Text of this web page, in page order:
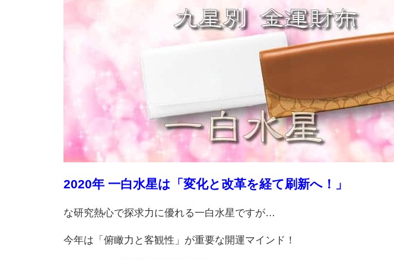
2020年 一白水星は「変化と改革を経て刷新へ！」
な研究熱心で探求力に優れる一白水星ですが…
今年は「俯瞰力と客観性」が重要な開運マインド！